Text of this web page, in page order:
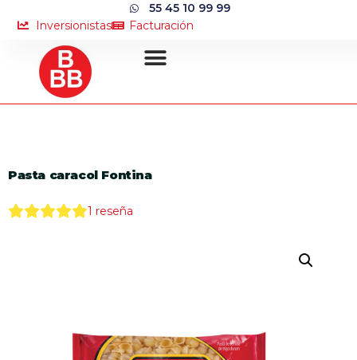
55 45 10 99 99
Inversionistas
Facturación
Pasta caracol Fontina
1 reseña